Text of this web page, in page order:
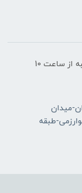
ساعات کاری فروشگاه _ شنبه تا چهارشنبه از ساعت 10
آدرس: تهران-میدان
طبقه